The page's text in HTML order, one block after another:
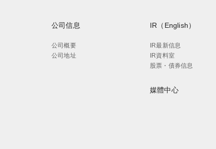
公司信息
公司概要
公司地址
IR（English）
IR最新信息
IR資料室
股票・債券信息
媒體中心